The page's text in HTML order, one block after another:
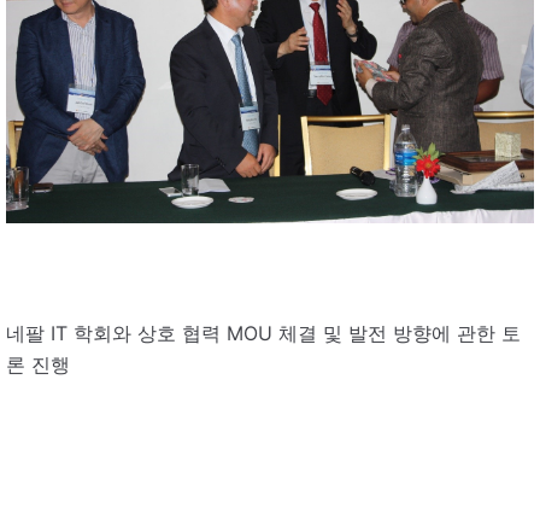
네팔 IT 학회와 상호 협력 MOU 체결 및 발전 방향에 관한 토
론 진행